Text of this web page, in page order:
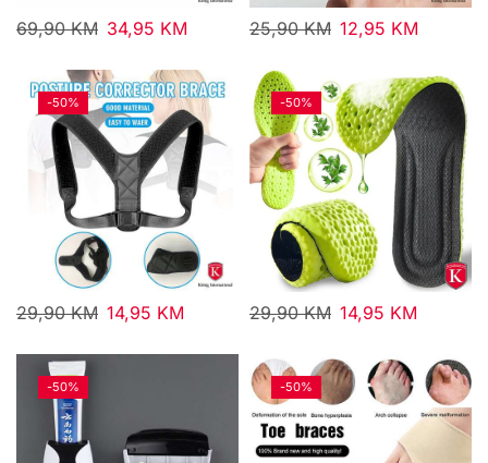
69,90KM 34,95 KM 25,90KM 12,95 KM
-50%
29,90KM 14,95 KM
-50%
29,90KM 14,95 KM
-50% -50%